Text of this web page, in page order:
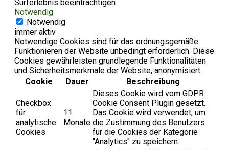
Surferlebnis beeinträchtigen.
Notwendig
Notwendig
immer aktiv
Notwendige Cookies sind für das ordnungsgemäße
Funktionieren der Website unbedingt erforderlich. Diese
Cookies gewährleisten grundlegende Funktionalitäten
und Sicherheitsmerkmale der Website, anonymisiert.
Cookie
Dauer Beschreibung
Checkbox
für
analytische
Cookies
11
Monate
Dieses Cookie wird vom GDPR
Cookie Consent Plugin gesetzt.
Das Cookie wird verwendet, um
die Zustimmung des Benutzers
für die Cookies der Kategorie
"Analytics" zu speichern.